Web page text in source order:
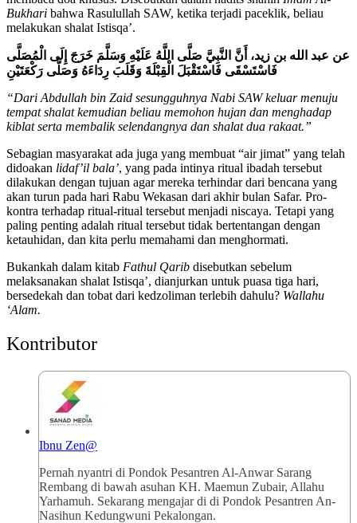
Bukhari bahwa Rasulullah SAW, ketika terjadi paceklik, beliau
melakukan shalat Istisqa’.
عن عبد الله بن زيد، أَنَّ النَّبِيَّ صَلَّى اللَّهُ عَلَيْهِ وَسَلَّمَ خَرَجَ إِلَى الْمُصَلَّى
فَاسْتَسْقَى فَاسْتَقْبَلَ الْقِبْلَةَ وَقَلَبَ رِدَاءَهُ وَصَلَّى رَكْعَتَيْنِ
“Dari Abdullah bin Zaid sesungguhnya Nabi SAW keluar menuju
tempat shalat kemudian beliau memohon hujan dan menghadap
kiblat serta membalik selendangnya dan shalat dua rakaat.”
Sebagian masyarakat ada juga yang membuat “air jimat” yang telah
didoakan lidaf’il bala’, yang pada intinya ritual ibadah tersebut
dilakukan dengan tujuan agar mereka terhindar dari bencana yang
akan turun pada hari Rabu Wekasan dari akhir bulan Safar. Pro-
kontra terhadap ritual-ritual tersebut menjadi niscaya. Tetapi yang
paling penting adalah ritual tersebut tidak bertentangan dengan
ketauhidan, dan kita perlu memahami dan menghormati.
Bukankah dalam kitab Fathul Qarib disebutkan sebelum
melaksanakan shalat Istisqa’, dianjurkan untuk puasa tiga hari,
bersedekah dan tobat dari kedzoliman terlebih dahulu? Wallahu
‘Alam.
Kontributor
Ibnu Zen@
Pernah nyantri di Pondok Pesantren Al-Anwar Sarang
Rembang di bawah asuhan KH. Maemun Zubair, Allahu
Yarhamuh. Sekarang mengajar di di Pondok Pesantren An-
Nasihun Kedungwuni Pekalongan.